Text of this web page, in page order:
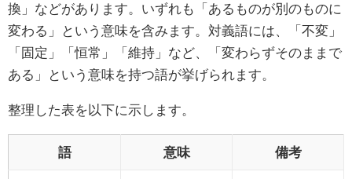
換」などがあります。いずれも「あるものが別のものに
変わる」という意味を含みます。対義語には、「不変」
「固定」「恒常」「維持」など、「変わらずそのままで
ある」という意味を持つ語が挙げられます。
整理した表を以下に示します。
語 意味 備考